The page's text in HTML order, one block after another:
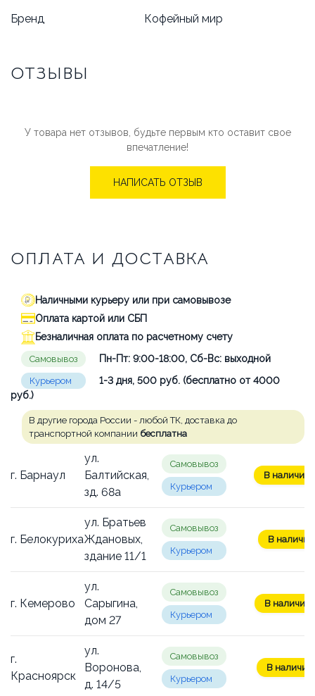
Бренд Кофейный мир
ОТЗЫВЫ
У товара нет отзывов, будьте первым кто оставит свое
впечатление!
НАПИСАТЬ ОТЗЫВ
ОПЛАТА И ДОСТАВКА
Наличными курьеру или при самовывозе
Оплата картой или СБП
Безналичная оплата по расчетному счету
Самовывоз Пн-Пт: 9:00-18:00, Сб-Вс: выходной
Курьером
1-3 дня, 500 руб. (бесплатно от 4000
руб.)
В другие города России - любой ТК, доставка до
транспортной компании бесплатна
г. Барнаул
ул.
Балтийская,
зд. 68а
Самовывоз
Курьером
В наличии:
г. Белокуриха
ул. Братьев
Ждановых,
здание 11/1
Самовывоз
Курьером
В
г. Кемерово
ул.
Сарыгина,
дом 27
Самовывоз
Курьером
В наличии:
г.
Красноярск
ул.
Воронова,
д. 14/5
Самовывоз
Курьером
В